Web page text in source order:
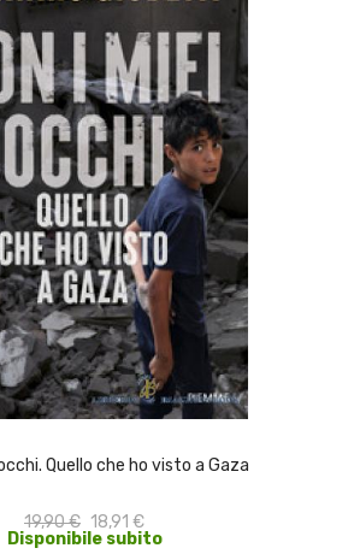
Quello che ho visto a Gaza
19,90 € 18,91 €
Disponibile subito
ACQUISTA